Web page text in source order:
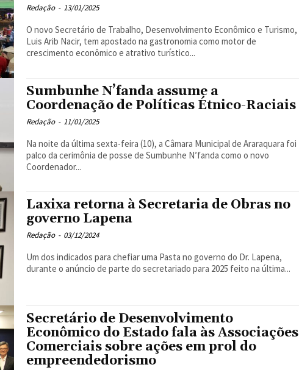
Redação - 13/01/2025
O novo Secretário de Trabalho, Desenvolvimento Econômico e Turismo,
Luis Arib Nacir, tem apostado na gastronomia como motor de
crescimento econômico e atrativo turístico...
Sumbunhe N’fanda assume a
Coordenação de Políticas Étnico-Raciais
Redação - 11/01/2025
Na noite da última sexta-feira (10), a Câmara Municipal de Araraquara foi
palco da cerimônia de posse de Sumbunhe N’fanda como o novo
Coordenador...
Laxixa retorna à Secretaria de Obras no
governo Lapena
Redação - 03/12/2024
Um dos indicados para chefiar uma Pasta no governo do Dr. Lapena,
durante o anúncio de parte do secretariado para 2025 feito na última...
Secretário de Desenvolvimento
Econômico do Estado fala às Associações
Comerciais sobre ações em prol do
empreendedorismo